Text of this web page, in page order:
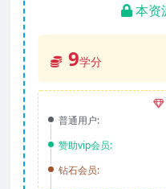
本资
9学分
普通用户:
赞助vip会员:
钻石会员: